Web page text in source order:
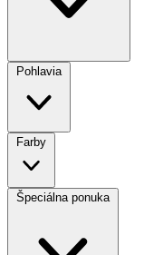
Pohlavia
Farby
Špeciálna ponuka